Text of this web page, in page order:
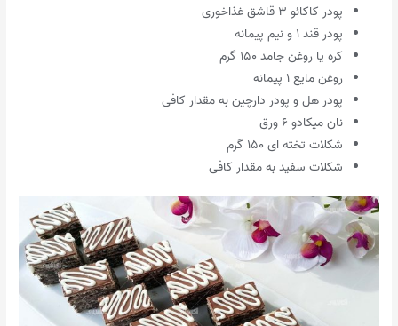
پودر کاکائو ۳ قاشق غذاخوری
پودر قند ۱ و نیم پیمانه
کره یا روغن جامد ۱۵۰ گرم
روغن مایع ۱ پیمانه
پودر هل و پودر دارچین به مقدار کافی
نان میکادو ۶ ورق
شکلات تخته ای ۱۵۰ گرم
شکلات سفید به مقدار کافی